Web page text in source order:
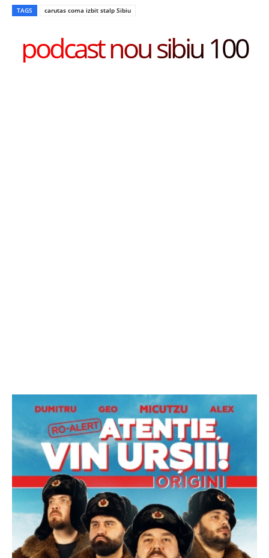
TAGS carutas coma izbit stalp Sibiu
podcast nou sibiu 100